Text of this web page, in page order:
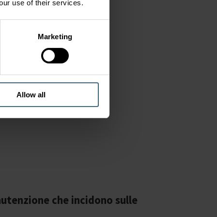
use of their services.
Marketing
Allow all
ma
che incidono sulle